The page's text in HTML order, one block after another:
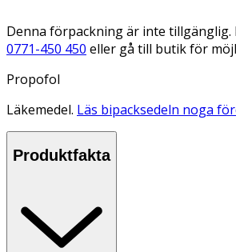
Denna förpackning är inte tillgänglig.
0771-450 450 eller gå till butik för
Propofol
Läkemedel. Läs bipacksedeln noga
Produktfakta